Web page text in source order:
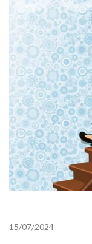
15/07/2024